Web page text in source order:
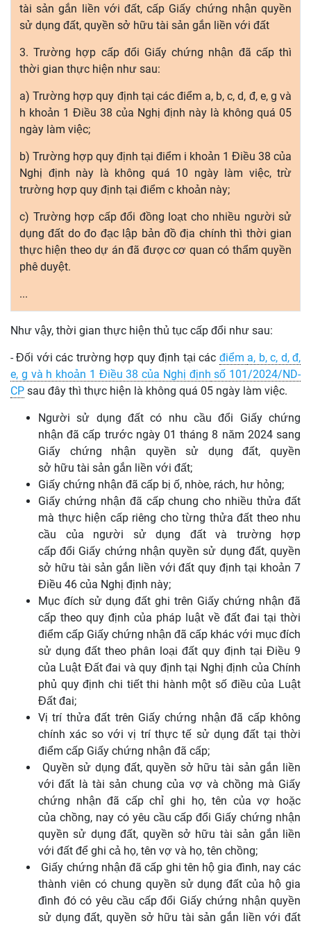
tài sản gắn liền với đất, cấp Giấy chứng nhận quyền
sử dụng đất, quyền sở hữu tài sản gắn liền với đất
3. Trường hợp cấp đổi Giấy chứng nhận đã cấp thì
thời gian thực hiện như sau:
a) Trường hợp quy định tại các điểm a, b, c, d, đ, e, g và
h khoản 1 Điều 38 của Nghị định này là không quá 05
ngày làm việc;
b) Trường hợp quy định tại điểm i khoản 1 Điều 38 của
Nghị định này là không quá 10 ngày làm việc, trừ
trường hợp quy định tại điểm c khoản này;
c) Trường hợp cấp đổi đồng loạt cho nhiều người sử
dụng đất do đo đạc lập bản đồ địa chính thì thời gian
thực hiện theo dự án đã được cơ quan có thẩm quyền
phê duyệt.
...
Như vậy, thời gian thực hiện thủ tục cấp đổi như sau:
- Đối với các trường hợp quy định tại các điểm a, b, c, d, đ,
e, g và h khoản 1 Điều 38 của Nghị định số 101/2024/ND-
CP sau đây thì thực hiện là không quá 05 ngày làm việc.
Người sử dụng đất có nhu cầu đổi Giấy chứng
nhậnđã cấp trước ngày 01 tháng 8 năm 2024 sang
Giấy chứng nhận quyền sử dụng đất, quyền
sở hữu tài sản gắn liền với đất;
Giấy chứng nhận đã cấp bị ố, nhòe, rách, hư hỏng;
Giấy chứng nhận đã cấp chung cho nhiều thửa đất
mà thực hiện cấp riêng cho từng thửa đất theo nhu
cầu của người sử dụng đất và trường hợp
cấpđổi Giấy chứng nhận quyền sử dụng đất, quyền
sở hữu tài sản gắn liền với đất quy định tại khoản 7
Điều 46 của Nghị định này;
Mục đích sử dụng đất ghi trên Giấy chứng nhận đã
cấp theo quy định của pháp luật về đất đai tại thời
điểm cấp Giấy chứng nhận đã cấp khác với mục đích
sử dụng đất theo phân loại đất quy định tại Điều 9
của Luật Đất đai và quy định tại Nghị định của Chính
phủ quy định chi tiết thi hành một số điều của Luật
Đất đai;
Vị trí thửa đất trên Giấy chứng nhận đã cấp không
chính xác so với vị trí thực tế sử dụng đất tại thời
điểm cấp Giấy chứng nhận đã cấp;
Quyền sử dụng đất,quyền sở hữu tài sản gắn liền
với đất là tài sản chung của vợ và chồng mà Giấy
chứng nhận đã cấp chỉ ghi họ, tên của vợ hoặc
của chồng, nay có yêu cầu cấpđổi Giấychứng nhận
quyền sử dụng đất, quyền sở hữu tài sản gắn liền
với đất để ghi cả họ, tên vợ và họ, tên chồng;
Giấy chứng nhận đã cấp ghi tên hộ gia đình, nay các
thành viên có chung quyền sử dụngđất của hộ gia
đình đó có yêu cầu cấp đổi Giấy chứng nhận quyền
sử dụng đất, quyền sở hữu tài sản gắn liền với đất